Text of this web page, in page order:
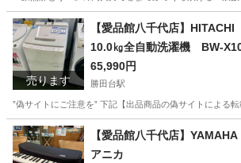
千葉 八千代市 勝田台駅 キッチン家電
売ります
【愛品館八千代店】
10.0㎏全自動洗濯機 BW-
付き
65,990円
勝田台駅
”偽サイトにご注意を” 下記【出品商品の偽サイトによる
千葉 八千代市 勝田台駅 生活家電
【愛品館八千代店】
アニカ